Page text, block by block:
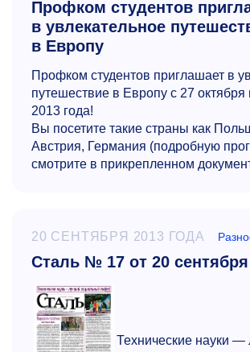
Профком студентов
в увлекательное
в Европу
Профком студентов приглашает в
путешествие в Европу с 27 октября
2013 года!
Вы посетите такие страны как
Австрия, Германия (подробную
смотрите в прикрепленном
20 СЕНТЯБРЯ 2013 ГОДА
Сталь № 17 от 20 сентября
Технические науки —